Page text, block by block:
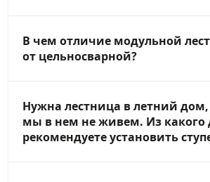
В чем отличие модульной
от цельносварной?
Нужна лестница в летний
мы в нем не живем. Из какого
рекомендуете установить